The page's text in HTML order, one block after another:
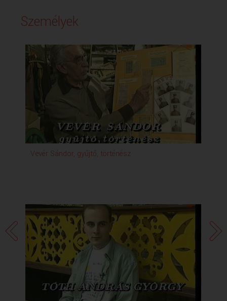
Személyek
Vevér Sándor, gyűjtő, történész